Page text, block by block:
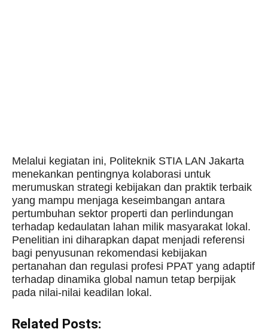
Melalui kegiatan ini, Politeknik STIA LAN Jakarta
menekankan pentingnya kolaborasi untuk
merumuskan strategi kebijakan dan praktik terbaik
yang mampu menjaga keseimbangan antara
pertumbuhan sektor properti dan perlindungan
terhadap kedaulatan lahan milik masyarakat lokal.
Penelitian ini diharapkan dapat menjadi referensi
bagi penyusunan rekomendasi kebijakan
pertanahan dan regulasi profesi PPAT yang adaptif
terhadap dinamika global namun tetap berpijak
pada nilai-nilai keadilan lokal.
Related Posts: